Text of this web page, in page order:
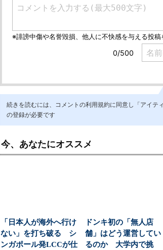
続きを読むには、コメントの利用規約に同意し「アイテ
の登録が必要です
今、あなたにオススメ
「日本人が海外へ行け
ない」を打ち破る シ
ンガポール発LCCが仕
ドンキ初の「無人店
舗」はどう運営してい
るのか 大学内で挑